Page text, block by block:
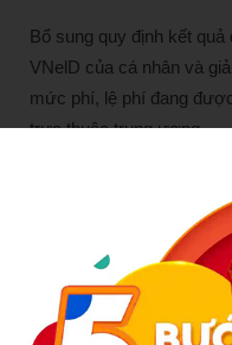
Bổ sung quy định kết
VNelD của cá nhân và
mức phí, lệ phí đang
trực thuộc trung ương.
Nguồn VTC: https://
dang-ky-xe-rut-ngan-
ar963482.html